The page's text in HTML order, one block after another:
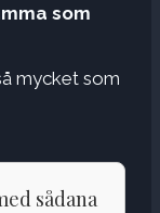
som
mycket som
sådana